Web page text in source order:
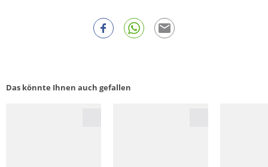
Das könnte Ihnen auch gefallen